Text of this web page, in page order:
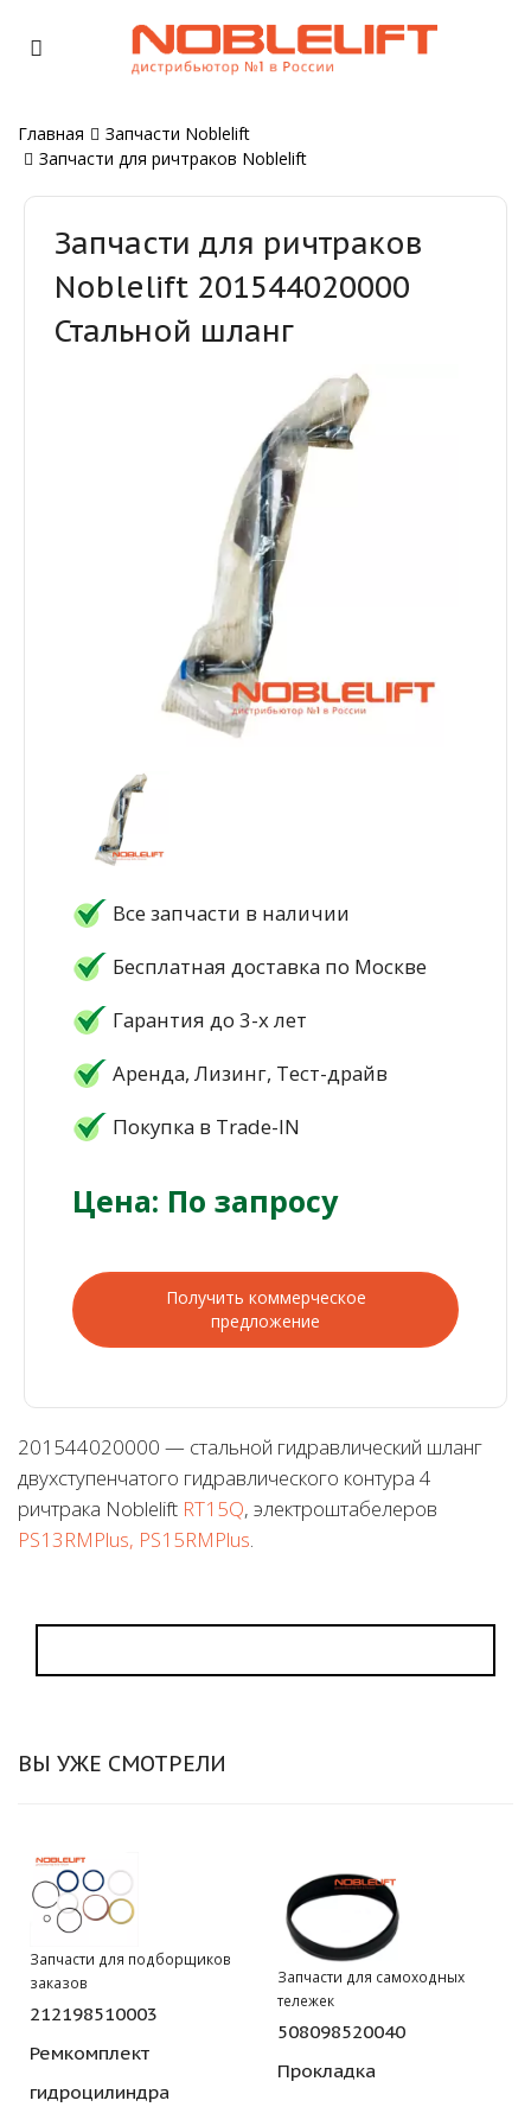
Главная
Запчасти Noblelift
Запчасти для ричтраков Noblelift
Запчасти для ричтраков
Noblelift 201544020000
Стальной шланг
Все запчасти в наличии
Бесплатная доставка по Москве
Гарантия до 3-х лет
Аренда, Лизинг, Тест-драйв
Покупка в Trade-IN
Цена: По запросу
Получить коммерческое
предложение
201544020000 — стальной гидравлический шланг
двухступенчатого гидравлического контура 4
ричтрака Noblelift RT15Q, электроштабелеров
PS13RMPlus, PS15RMPlus.
ВЫ УЖЕ СМОТРЕЛИ
Запчасти для подборщиков
заказов
212198510003
Ремкомплект
гидроцилиндра
Запчасти для самоходных
тележек
508098520040
Прокладка